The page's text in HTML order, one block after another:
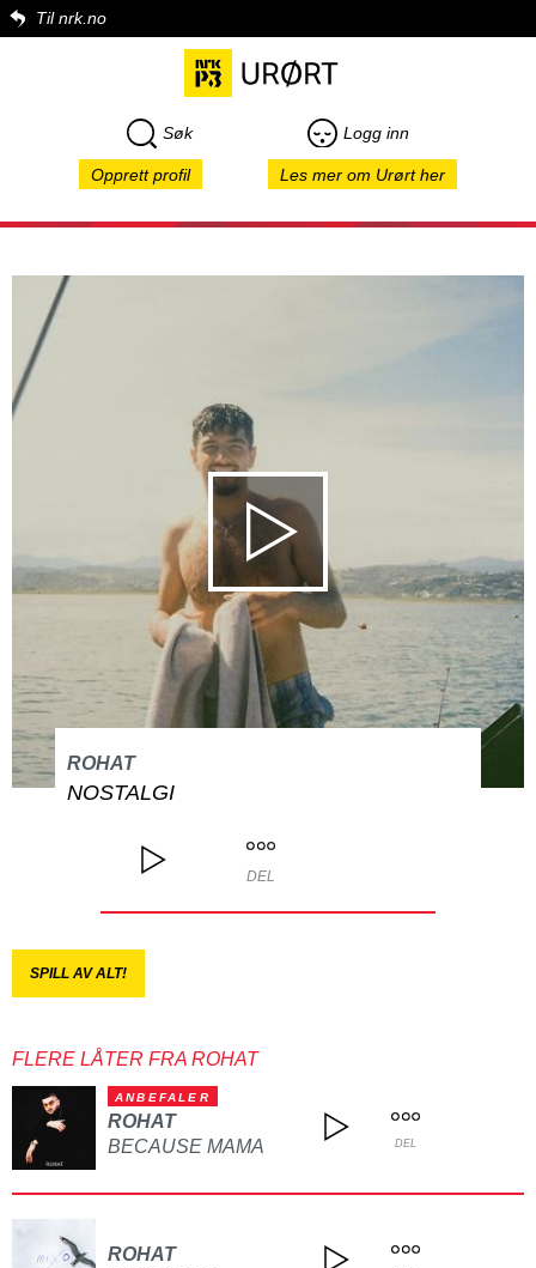
Til nrk.no
Søk Logg inn
Opprett profil Les mer om Urørt her
ROHAT
NOSTALGI
DEL
SPILL AV ALT!
FLERE LÅTER FRA ROHAT
ANBEFALER
ROHAT
BECAUSE MAMA
DEL
ROHAT